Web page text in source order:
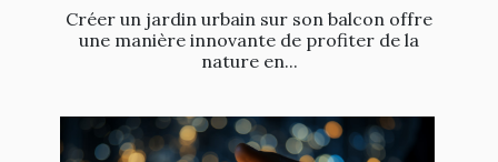
Créer un jardin urbain sur son balcon offre
une manière innovante de profiter de la
nature en...